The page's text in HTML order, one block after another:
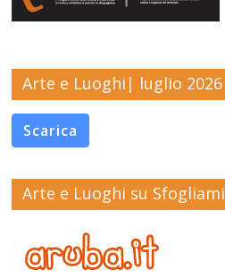
Arte e Luoghi| luglio 2026
Scarica
Arte e Luoghi su Sfogliami